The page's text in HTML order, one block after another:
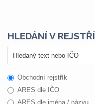
HLEDÁNÍ V
Obchodní rejstřík
ARES dle IČO
ARES dle jména / názvu